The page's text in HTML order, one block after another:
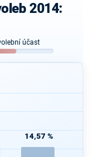
2014:
účast
14,57 %